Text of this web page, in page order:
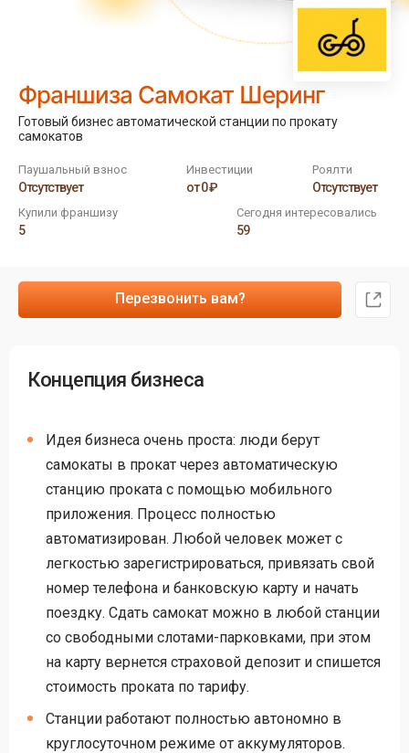
Франшиза Самокат Шеринг
Готовый бизнес автоматической станции по прокату
самокатов
Паушальный взнос
Отсутствует
Инвестиции
от 0 ₽
Роялти
Отсутствует
Купили франшизу
5
Сегодня интересовались
59
Перезвонить вам?
Концепция бизнеса
Идея бизнеса очень проста: люди берут
самокаты в прокат через автоматическую
станцию проката с помощью мобильного
приложения. Процесс полностью
автоматизирован. Любой человек может с
легкостью зарегистрироваться, привязать свой
номер телефона и банковскую карту и начать
поездку. Сдать самокат можно в любой станции
со свободными слотами-парковками, при этом
на карту вернется страховой депозит и спишется
стоимость проката по тарифу.
Станции работают полностью автономно в
круглосуточном режиме от аккумуляторов.